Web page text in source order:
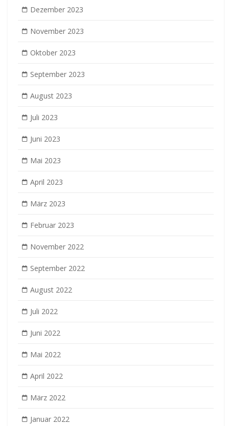
Dezember 2023
November 2023
Oktober 2023
September 2023
August 2023
Juli 2023
Juni 2023
Mai 2023
April 2023
März 2023
Februar 2023
November 2022
September 2022
August 2022
Juli 2022
Juni 2022
Mai 2022
April 2022
März 2022
Januar 2022